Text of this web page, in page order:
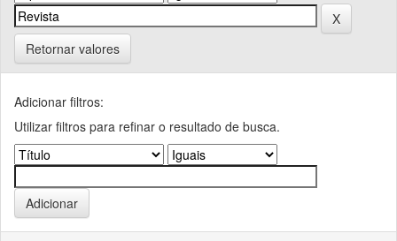
Retornar valores
Adicionar filtros:
Utilizar filtros para refinar o resultado de busca.